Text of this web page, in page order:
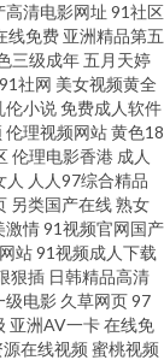
看网址 久久精色欲
利 www香蕉视频 另
极品 日本五区视
亚洲在线一区 久久
传媒 97成人碰 国产
堂aaaa 五月天导航
高清电影网址 91社区
线免费 亚洲精品第五
三级成年 五月天婷
91社网 美女视频黄全
伦小说免费成人软件
伦理视频网站黄色18
伦理电影香港 成人
人 人人97综合精品
另类国产在线熟女
激情91视频官网国产
站91视频成人下载
狠插 日韩精品高清
级电影 久草网页97
亚洲AV一卡在线免
在线视频 蜜桃视频